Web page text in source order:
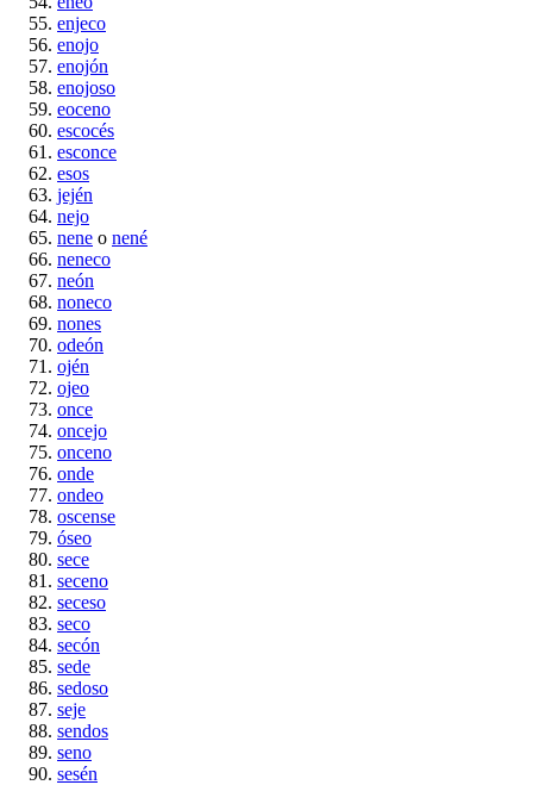
enjeco
enojo
enojón
enojoso
eoceno
escocés
esconce
esos
jején
nejo
nene o nené
neneco
neón
noneco
nones
odeón
ojén
ojeo
once
oncejo
onceno
onde
ondeo
oscense
óseo
sece
seceno
seceso
seco
secón
sede
sedoso
seje
sendos
seno
sesén